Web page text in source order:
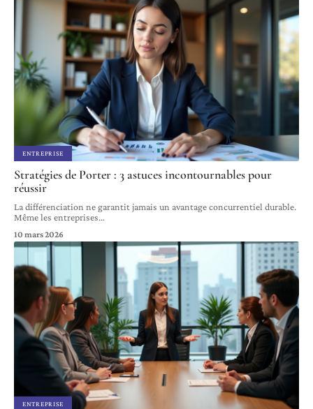
ENTREPRISE
Stratégies de Porter : 3 astuces incontournables pour
réussir
La différenciation ne garantit jamais un avantage concurrentiel durable.
Même les entreprises…
10 mars 2026
ENTREPRISE